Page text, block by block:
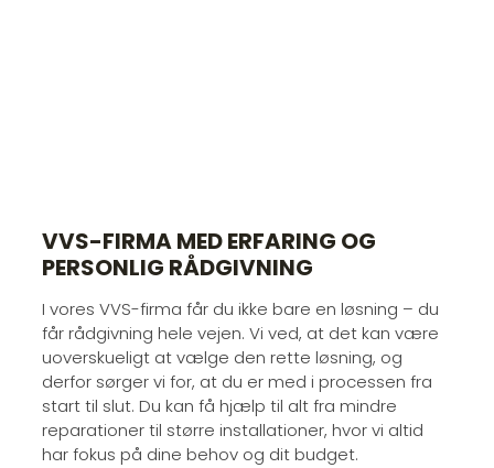
VVS-FIRMA MED ERFARING OG
PERSONLIG RÅDGIVNING
I vores VVS-firma får du ikke bare en løsning – du
får rådgivning hele vejen. Vi ved, at det kan være
uoverskueligt at vælge den rette løsning, og
derfor sørger vi for, at du er med i processen fra
start til slut. Du kan få hjælp til alt fra mindre
reparationer til større installationer, hvor vi altid
har fokus på dine behov og dit budget.